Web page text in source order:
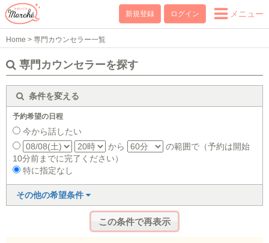
新規登録 ログイン メニュー
Home > 専門カウンセラー一覧
専門カウンセラーを探す
条件を変える
予約希望の日程
今から話したい
から
の範囲で（予約は開始
10分前までに完了ください）
特に指定なし
その他の希望条件